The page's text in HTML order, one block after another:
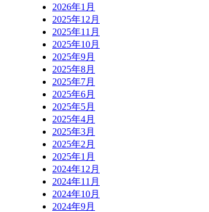
2026年1月
2025年12月
2025年11月
2025年10月
2025年9月
2025年8月
2025年7月
2025年6月
2025年5月
2025年4月
2025年3月
2025年2月
2025年1月
2024年12月
2024年11月
2024年10月
2024年9月